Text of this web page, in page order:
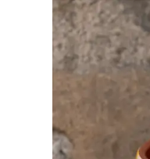
Zoom